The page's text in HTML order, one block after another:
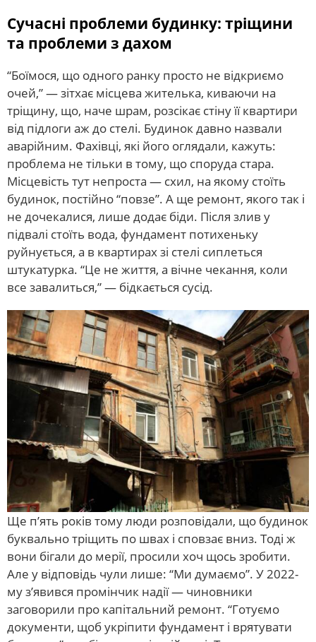
Сучасні проблеми будинку: тріщини
та проблеми з дахом
“Боїмося, що одного ранку просто не відкриємо
очей,” — зітхає місцева жителька, киваючи на
тріщину, що, наче шрам, розсікає стіну її квартири
від підлоги аж до стелі. Будинок давно назвали
аварійним. Фахівці, які його оглядали, кажуть:
проблема не тільки в тому, що споруда стара.
Місцевість тут непроста — схил, на якому стоїть
будинок, постійно “повзе”. А ще ремонт, якого так і
не дочекалися, лише додає біди. Після злив у
підвалі стоїть вода, фундамент потихеньку
руйнується, а в квартирах зі стелі сиплеться
штукатурка. “Це не життя, а вічне чекання, коли
все завалиться,” — бідкається сусід.
Ще п’ять років тому люди розповідали, що будинок
буквально тріщить по швах і сповзає вниз. Тоді ж
вони бігали до мерії, просили хоч щось зробити.
Але у відповідь чули лише: “Ми думаємо”. У 2022-
му з’явився промінчик надії — чиновники
заговорили про капітальний ремонт. “Готуємо
документи, щоб укріпити фундамент і врятувати